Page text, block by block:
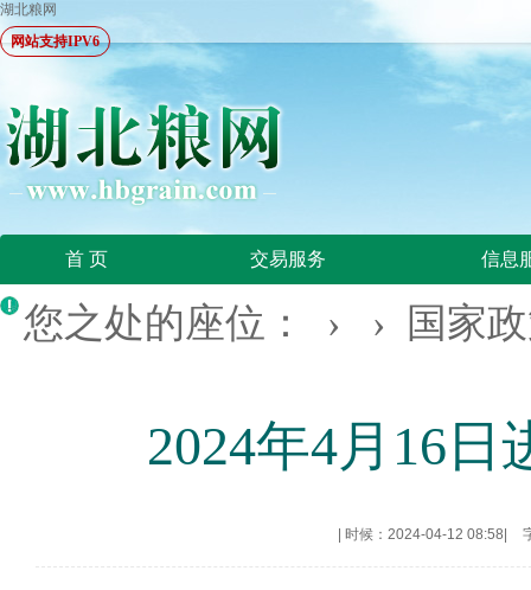
湖北粮网
网站支持IPV6
首 页 交易服务 信息
您之处的座位： › › 国家
2024年4月16
时候：2024-04-12 08:58